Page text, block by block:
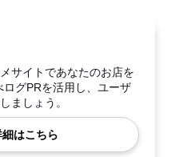
サイトであなたのお店を
ログPRを活用し、ユーザ
ましょう。
細はこちら